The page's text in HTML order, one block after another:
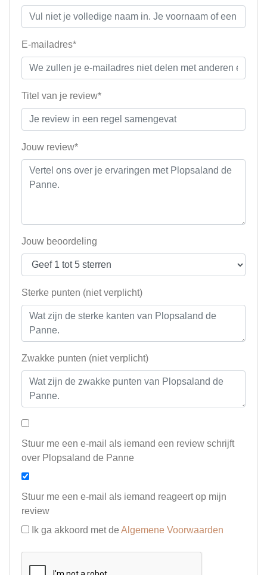
E-mailadres*
Titel van je review*
Jouw review*
Jouw beoordeling
Sterke punten (niet verplicht)
Zwakke punten (niet verplicht)
Stuur me een e-mail als iemand een review schrijft
over Plopsaland de Panne
Stuur me een e-mail als iemand reageert op mijn
review
Ik ga akkoord met de Algemene Voorwaarden